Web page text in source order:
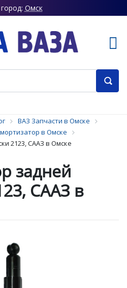
Омск
ВАЗ Запчасти в Омске
в Омске
2123, СААЗ в Омске
задней
СААЗ в